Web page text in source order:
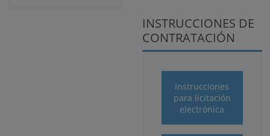
INSTRUCCIONES DE
CONTRATACIÓN
Instrucciones
para licitación
electrónica